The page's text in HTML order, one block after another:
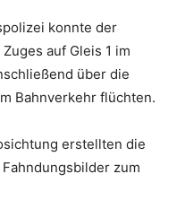
konnte der
auf Gleis 1 im
über die
Bahnverkehr flüchten.
erstellten die
zum